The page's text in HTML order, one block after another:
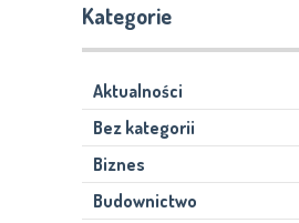
Kategorie
Aktualności
Bez kategorii
Biznes
Budownictwo